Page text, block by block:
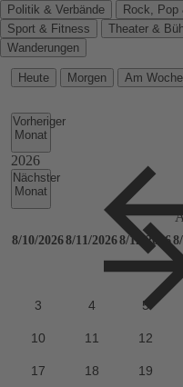
Politik & Verbände
Rock, Pop
Sport & Fitness
Theater &
Wanderungen
Heute Morgen Am
Vorheriger
Monat
Nächster
Monat